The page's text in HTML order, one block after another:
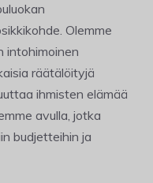
Olemme
intohimoinen
räätälöityjä
ihmisten elämää
avulla, jotka
budjetteihin ja